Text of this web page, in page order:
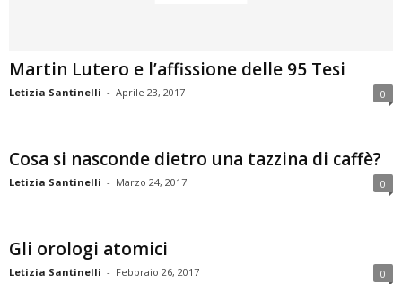
Martin Lutero e l’affissione delle 95 Tesi
Letizia Santinelli - Aprile 23, 2017 0
Cosa si nasconde dietro una tazzina di caffè?
Letizia Santinelli - Marzo 24, 2017 0
Gli orologi atomici
Letizia Santinelli - Febbraio 26, 2017 0